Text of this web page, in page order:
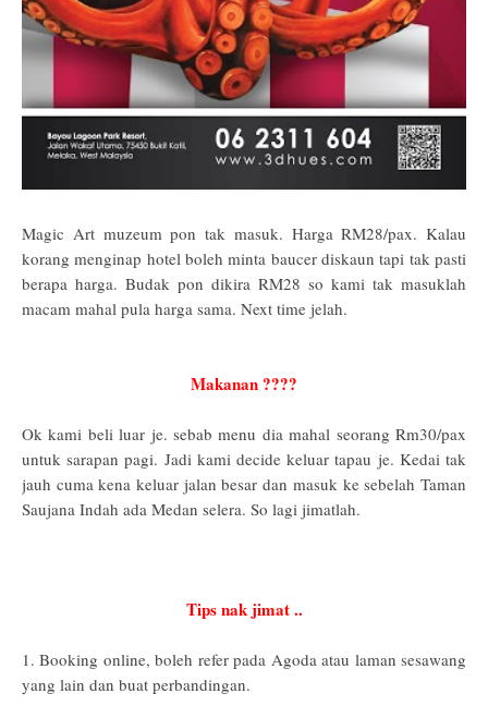
Magic Art muzeum pon tak masuk. Harga RM28/pax. Kalau
korang menginap hotel boleh minta baucer diskaun tapi tak pasti
berapa harga. Budak pon dikira RM28 so kami tak masuklah
macam mahal pula harga sama. Next time jelah.
Makanan ????
Ok kami beli luar je. sebab menu dia mahal seorang Rm30/pax
untuk sarapan pagi. Jadi kami decide keluar tapau je. Kedai tak
jauh cuma kena keluar jalan besar dan masuk ke sebelah Taman
Saujana Indah ada Medan selera. So lagi jimatlah.
Tips nak jimat ..
1. Booking online, boleh refer pada Agoda atau laman sesawang
yang lain dan buat perbandingan.